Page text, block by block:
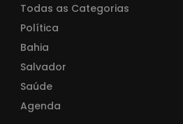
Todas as Categorias
Política
Bahia
Salvador
Saúde
Agenda